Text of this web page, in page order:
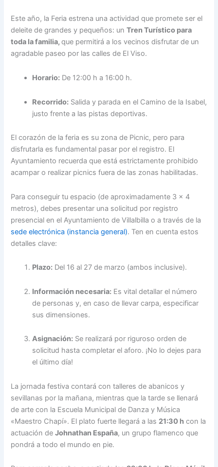
Este año, la Feria estrena una actividad que promete ser el
deleite de grandes y pequeños: unTren Turístico para
toda la familia,que permitirá a los vecinos disfrutar de un
agradable paseo por las calles de El Viso.
Horario: De 12:00 h a 16:00 h.
Recorrido: Salida y parada en el Camino de la Isabel,
justo frente a las pistas deportivas.
El corazón de la feria es su zona de Picnic, pero para
disfrutarla es fundamental pasar por el registro. El
Ayuntamiento recuerda que está estrictamente prohibido
acampar o realizar picnics fuera de las zonas habilitadas.
Para conseguir tu espacio (de aproximadamente 3 x 4
metros), debes presentar una solicitud por registro
presencial en el Ayuntamiento de Villalbilla o a través de la
sede electrónica (instancia general). Ten en cuenta estos
detalles clave:
Plazo: Del 16 al 27 de marzo (ambos inclusive).
Información necesaria: Es vital detallar el número
de personas y, en caso de llevar carpa, especificar
sus dimensiones.
Asignación: Se realizará por riguroso orden de
solicitud hasta completar el aforo. ¡No lo dejes para
el último día!
La jornada festiva contará con talleres de abanicos y
sevillanas por la mañana, mientras que la tarde se llenará
de arte con la Escuela Municipal de Danza y Música
«Maestro Chapí». El plato fuerte llegará a las 21:30 h con la
actuación deJohnathan España, un grupo flamenco que
pondrá a todo el mundo en pie.